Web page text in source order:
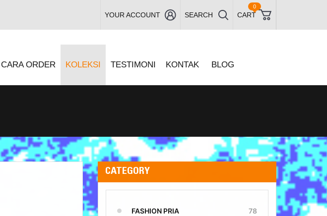
YOUR ACCOUNT SEARCH CART
0
CARA ORDER KOLEKSI TESTIMONI KONTAK BLOG
CATEGORY
FASHION PRIA
78